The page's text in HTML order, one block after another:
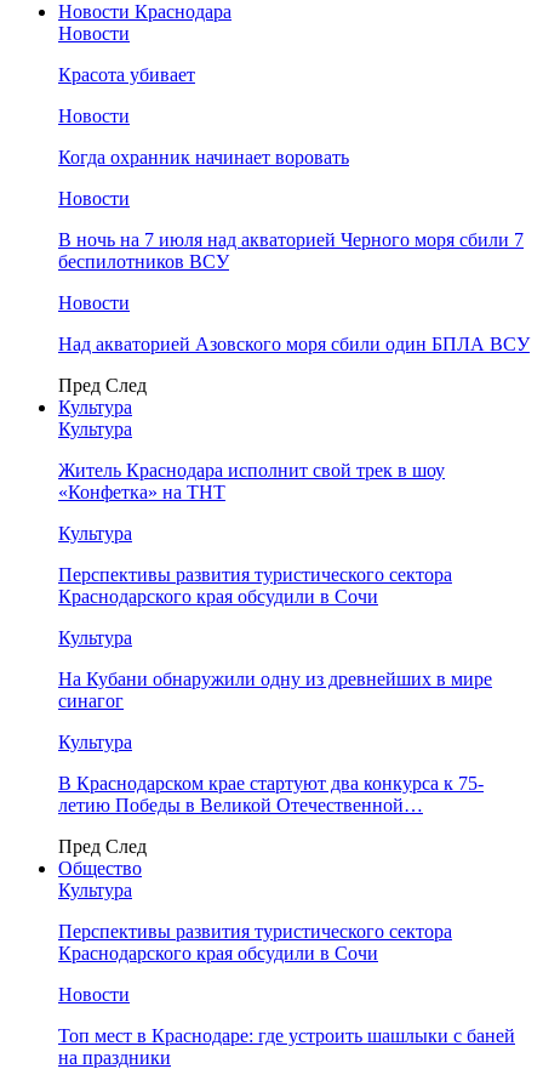
Новости Краснодара
Новости
Красота убивает
Новости
Когда охранник начинает воровать
Новости
В ночь на 7 июля над акваторией Черного моря сбили 7
беспилотников ВСУ
Новости
Над акваторией Азовского моря сбили один БПЛА ВСУ
Пред След
Культура
Культура
Житель Краснодара исполнит свой трек в шоу
«Конфетка» на ТНТ
Культура
Перспективы развития туристического сектора
Краснодарского края обсудили в Сочи
Культура
На Кубани обнаружили одну из древнейших в мире
синагог
Культура
В Краснодарском крае стартуют два конкурса к 75-
летию Победы в Великой Отечественной…
Пред След
Общество
Культура
Перспективы развития туристического сектора
Краснодарского края обсудили в Сочи
Новости
Топ мест в Краснодаре: где устроить шашлыки с баней
на праздники